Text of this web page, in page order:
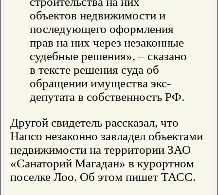
объектов недвижимости и
последующего оформления
прав на них через незаконные
судебные решения», – сказано
в тексте решения суда об
обращении имущества экс-
депутата в собственность РФ.
Другой свидетель рассказал, что
Напсо незаконно завладел объектами
недвижимости на территории ЗАО
«Санаторий Магадан» в курортном
поселке Лоо. Об этом пишет ТАСС.